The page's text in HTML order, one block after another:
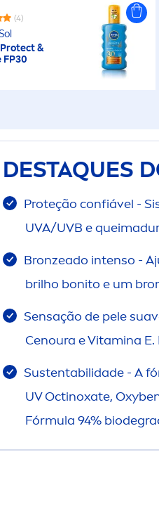
(4)
Protect&
FP30
DESTAQUES
Proteção confiável -
UVA/UVB e
Bronzeado intenso -
brilho bonito e um
Sensação de pele
Cenoura eVitamina
Sustentabilidade - A
UV Octinoxate,
Fórmula 94%